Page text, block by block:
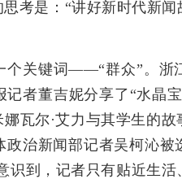
考是：“讲好新时代新
个关键词——“群众”。浙
者董吉妮分享了“水晶
瓦尔·艾力与其学生的
治新闻部记者吴柯沁被
识到，记者只有贴近生